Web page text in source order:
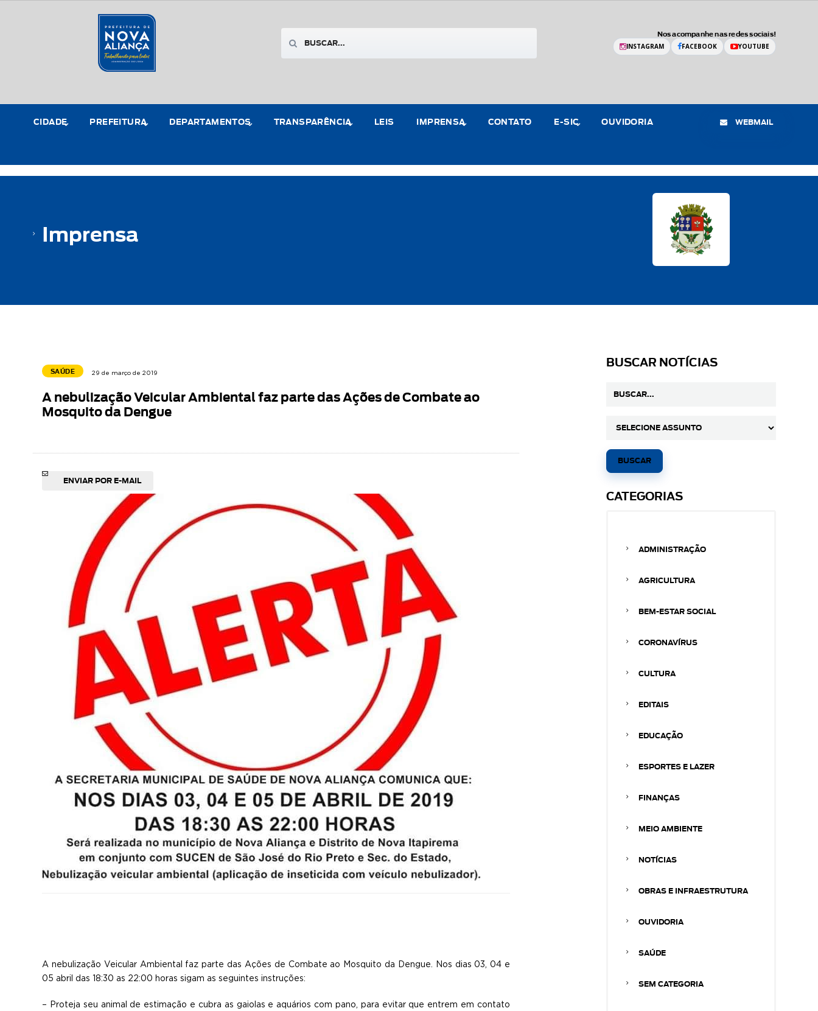
Nos acompanhe nas redes sociais!
INSTAGRAM FACEBOOK YOUTUBE
CIDADE PREFEITURA DEPARTAMENTOS TRANSPARÊNCIA LEIS IMPRENSA CONTATO E-SIC OUVIDORIA WEBMAIL
Imprensa
SAÚDE 29 de março de 2019
A nebulização Veicular Ambiental faz parte das Ações de Combate ao
Mosquito da Dengue
ENVIAR POR E-MAIL
A nebulização Veicular Ambiental faz parte das Ações de Combate ao Mosquito da Dengue. Nos dias 03, 04 e
05 abril das 18:30 as 22:00 horas sigam as seguintes instruções:
– Proteja seu animal de estimação e cubra as gaiolas e aquários com pano, para evitar que entrem em contato
BUSCAR NOTÍCIAS
CATEGORIAS
ADMINISTRAÇÃO
AGRICULTURA
BEM-ESTAR SOCIAL
CORONAVÍRUS
CULTURA
EDITAIS
EDUCAÇÃO
ESPORTES E LAZER
FINANÇAS
MEIO AMBIENTE
NOTÍCIAS
OBRAS E INFRAESTRUTURA
OUVIDORIA
SAÚDE
SEM CATEGORIA